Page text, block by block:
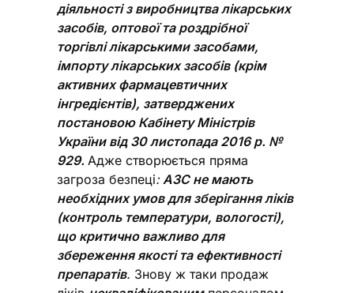
діяльності з виробництва лікарських
засобів, оптової та роздрібної
торгівлі лікарськими засобами,
імпорту лікарських засобів (крім
активних фармацевтичних
інгредієнтів), затверджених
постановою Кабінету Міністрів
України від 30 листопада 2016 р. №
929. Адже створюється пряма
загроза безпеці:АЗС не мають
необхідних умов для зберігання ліків
(контроль температури, вологості),
що критично важливо для
збереження якості та ефективності
препаратів. Знову ж таки продаж